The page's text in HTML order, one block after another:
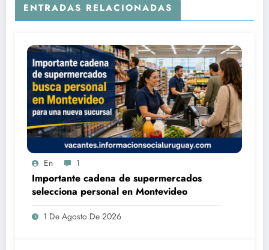
ENTRADAS RELACIONADAS
En 1
Importante cadena de supermercados
selecciona personal en Montevideo
1 De Agosto De 2026